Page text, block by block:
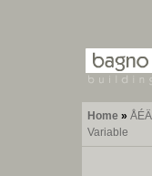
Home »
Variable